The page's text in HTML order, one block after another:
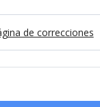
de correcciones